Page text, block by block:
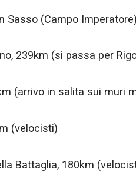
Sasso (Campo
239km (si passa per
(arrivo in salita sui muri
(velocisti)
Battaglia, 180km